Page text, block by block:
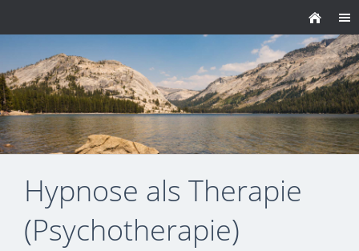
Hypnose als Therapie
(Psychotherapie)